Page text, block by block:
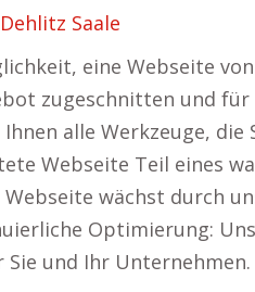
Saale
eine Webseite
zugeschnitten und
alle Werkzeuge, die
Webseite Teil eines
wächst durch
Optimierung:
und Ihr Unternehmen.